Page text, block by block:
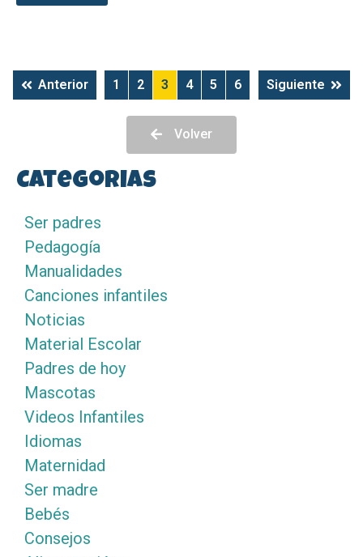
Anterior 1 2 3 4 5 6 Siguiente
Volver
Categorias
Ser padres
Pedagogía
Manualidades
Canciones infantiles
Noticias
Material Escolar
Padres de hoy
Mascotas
Videos Infantiles
Idiomas
Maternidad
Ser madre
Bebés
Consejos